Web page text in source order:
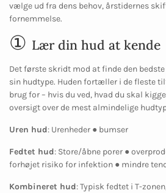
vælge ud fra dens behov, årstidernes
fornemmelse.
① Lær din hud at kende
Det første skridt mod at finde den
sin hudtype. Huden fortæller i de fleste
brug for – hvis du ved, hvad du skal
oversigt over de mest almindelige
Uren hud: Urenheder ● bumser
Fedtet hud: Store/åbne porer ●
forhøjet risiko for infektion ● mindre
Kombineret hud: Typisk fedtet i T-